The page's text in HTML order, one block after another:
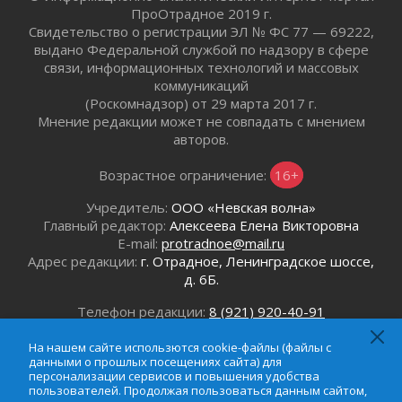
Айда на пляж!
01 августа 2026
Один в поле — не воин
01 августа 2026
Пик топливного кризиса в регионе прошёл
31 июля 2026
Ленинградцы — бойцам «Барс-Ленинградец»
31 июля 2026
Маршрутами будущего — к заветной цели
31 июля 2026
31 июля 2026
Правила для жизни
31 июля 2026
С рабочим визитом
ПроОтрадное 2019 г.
Свидетельство о регистрации ЭЛ № ФС 77 — 69222,
выдано Федеральной службой по надзору в сфере
связи, информационных технологий и массовых
коммуникаций
(Роскомнадзор) от 29 марта 2017 г.
Мнение редакции может не совпадать с мнением
авторов.
Возрастное ограничение: 16+
Учредитель: ООО «Невская волна»
Главный редактор: Алексеева Елена Викторовна
E-mail: protradnoe@mail.ru
Адрес редакции: г. Отрадное, Ленинградское шоссе,
д. 6Б.
Телефон редакции: 8 (921) 920-40-91
Телефон рекламного отдела:8 (964) 331-96-31
Email:reklamaprotradnoe@mail.ru
На нашем сайте использются cookie-файлы (файлы с
данными о прошлых посещениях сайта) для
персонализации сервисов и повышения удобства
пользователей. Продолжая пользоваться данным сайтом,